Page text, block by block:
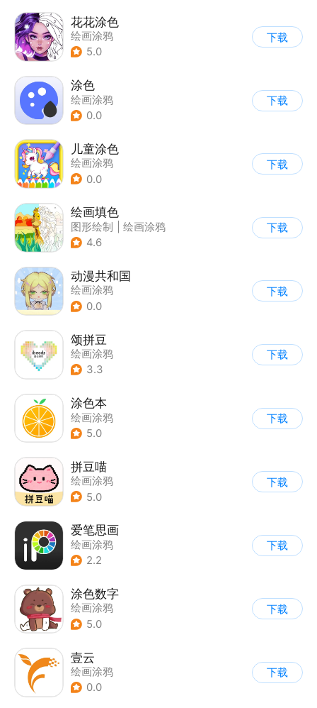
花花涂色
绘画涂鸦
5.0
下载
涂色
绘画涂鸦
0.0
下载
儿童涂色
绘画涂鸦
0.0
下载
绘画填色
图形绘制
绘画涂鸦
4.6
下载
动漫共和国
绘画涂鸦
0.0
下载
颂拼豆
绘画涂鸦
3.3
下载
涂色本
绘画涂鸦
5.0
下载
拼豆喵
绘画涂鸦
5.0
下载
爱笔思画
绘画涂鸦
2.2
下载
涂色数字
绘画涂鸦
5.0
下载
壹云
绘画涂鸦
0.0
下载